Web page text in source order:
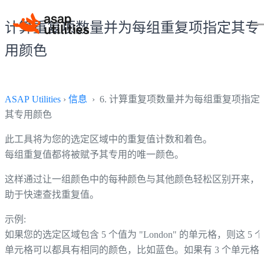
计算重复项数量并为每组重复项指定其专
用颜色
ASAP Utilities › 信息 › 6. 计算重复项数量并为每组重复项指定
其专用颜色
此工具将为您的选定区域中的重复值计数和着色。
每组重复值都将被赋予其专用的唯一颜色。
这样通过让一组颜色中的每种颜色与其他颜色轻松区别开来，
助于快速查找重复值。
示例:
如果您的选定区域包含 5 个值为 "London" 的单元格，则这 5 个
单元格可以都具有相同的颜色，比如蓝色。如果有 3 个单元格